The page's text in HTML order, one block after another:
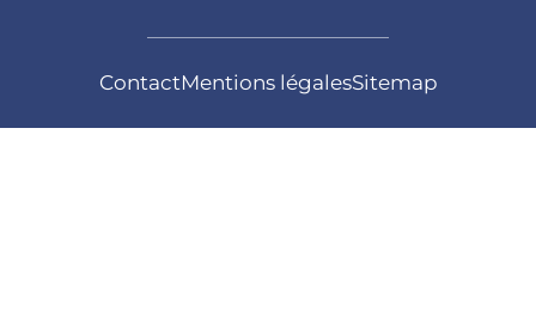
ContactMentions légalesSitemap